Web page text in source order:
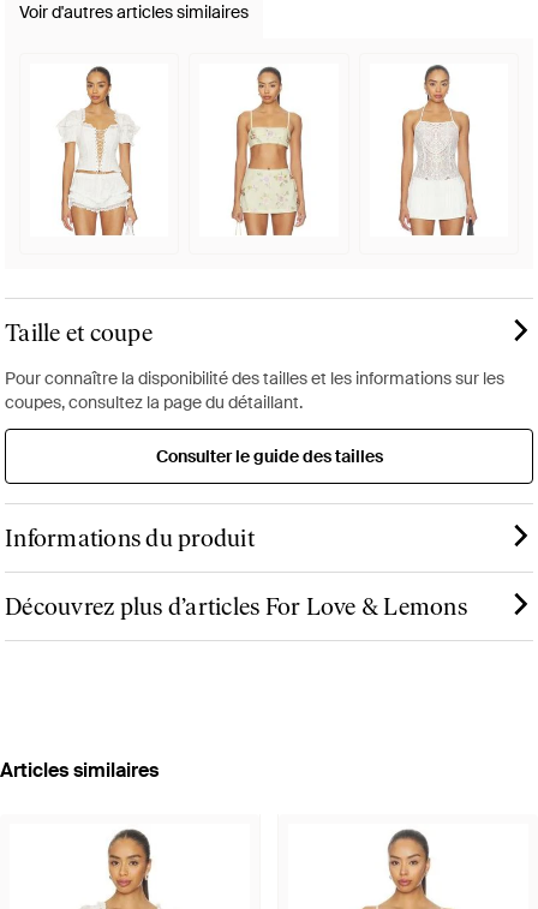
Voir d'autres articles similaires
Taille et coupe
Pour connaître la disponibilité des tailles et les informations sur les
coupes, consultez la page du détaillant.
Consulter le guide des tailles
Informations du produit
Découvrez plus d’articles For Love & Lemons
Articles similaires